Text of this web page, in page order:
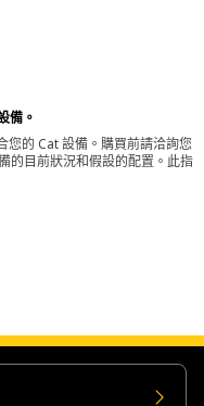
備。
您的 Cat 設備。購買前請洽詢您
的目前狀況和假設的配置。此指